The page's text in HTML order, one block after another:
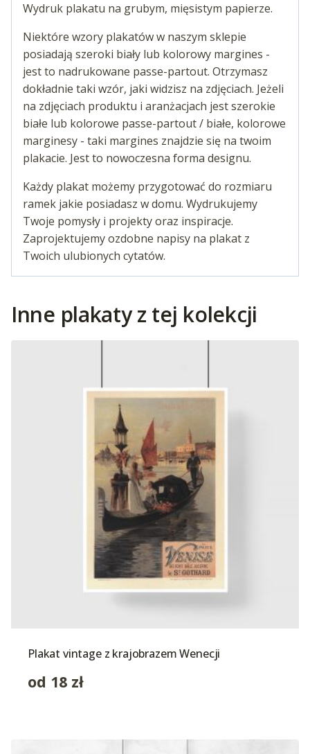
Wydruk plakatu na grubym, mięsistym papierze.
Niektóre wzory plakatów w naszym sklepie
posiadają szeroki biały lub kolorowy margines -
jest to nadrukowane passe-partout. Otrzymasz
dokładnie taki wzór, jaki widzisz na zdjęciach. Jeżeli
na zdjęciach produktu i aranżacjach jest szerokie
białe lub kolorowe passe-partout / białe, kolorowe
marginesy - taki margines znajdzie się na twoim
plakacie. Jest to nowoczesna forma designu.
Każdy plakat możemy przygotować do rozmiaru
ramek jakie posiadasz w domu. Wydrukujemy
Twoje pomysły i projekty oraz inspiracje.
Zaprojektujemy ozdobne napisy na plakat z
Twoich ulubionych cytatów.
Inne plakaty z tej kolekcji
Plakat vintage z krajobrazem Wenecji
od 18 zł